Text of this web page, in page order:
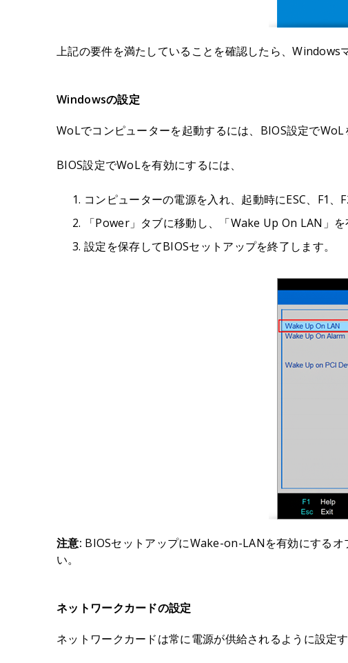
上記の要件を満たしていることを確認したら、Windows
Windowsの設定
WoLでコンピューターを起動するには、BIOS設定で
BIOS設定でWoLを有効にするには、
コンピューターの電源を入れ、起動時にESC、F1
「Power」タブに移動し、「Wake Up On LAN」を
設定を保存してBIOSセットアップを終了します。
注意: BIOSセットアップにWake-on-LANを有効にする
い。
ネットワークカードの設定
ネットワークカードは常に電源が供給されるように設定す